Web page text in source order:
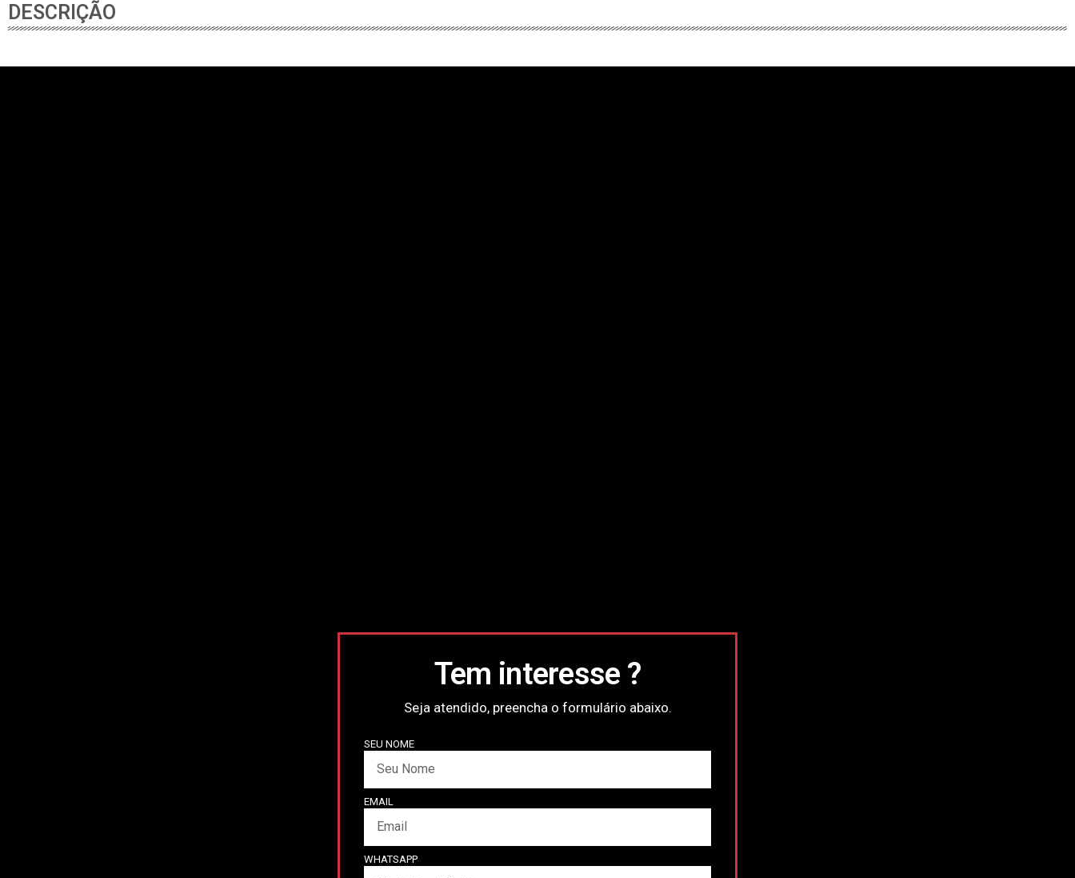
DESCRIÇÃO
Tem interesse ?
Seja atendido, preencha o formulário abaixo.
SEU NOME
EMAIL
WHATSAPP